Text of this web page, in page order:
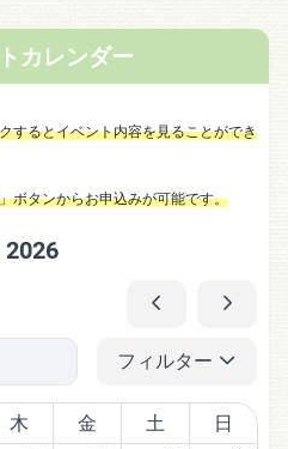
カレンダー
するとイベント内容を見ることができ
ボタンからお申込みが可能です。
2026
フィルター
木 金 土 日